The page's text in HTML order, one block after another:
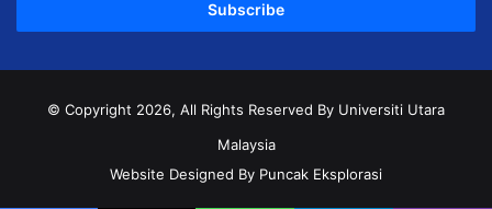
© Copyright 2026, All Rights Reserved By Universiti Utara
Malaysia
Website Designed By Puncak Eksplorasi